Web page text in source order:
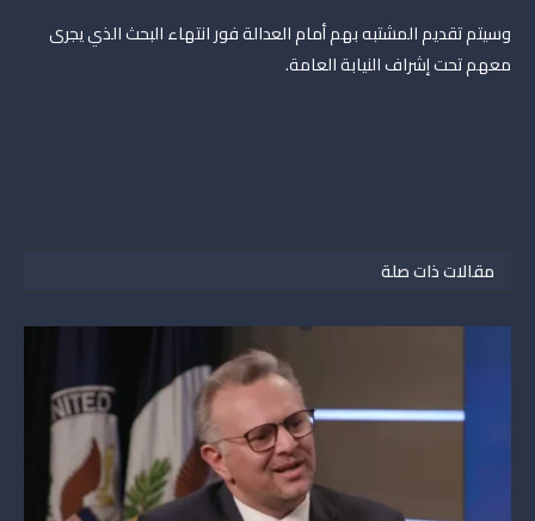
وسيتم تقديم المشتبه بهم أمام العدالة فور انتهاء البحث الذي يجرى
معهم تحت إشراف النيابة العامة.
مقالات ذات صلة